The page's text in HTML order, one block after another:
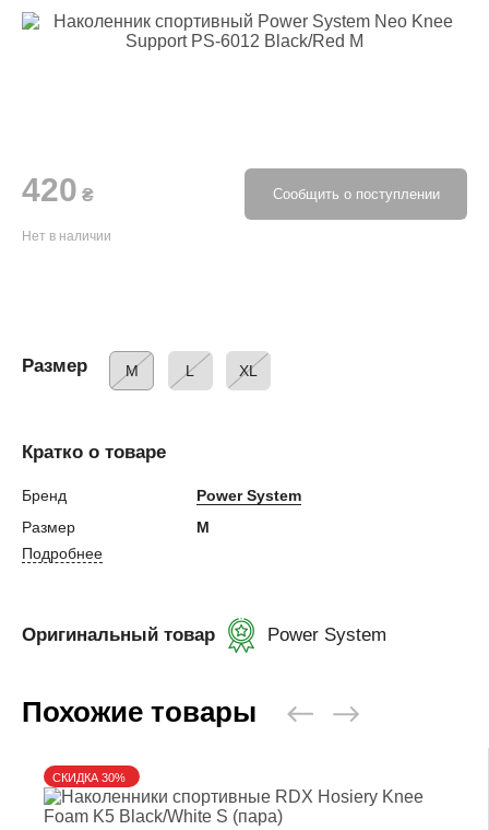
420 ₴
Нет в наличии
Сообщить о поступлении
Размер M L XL
Кратко о товаре
Бренд
Power System
Размер
M
Подробнее
Оригинальный товар Power System
Похожие товары
СКИДКА 30%